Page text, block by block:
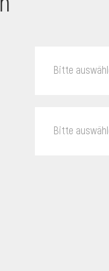
Bitte
Bitte